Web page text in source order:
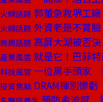
火線話題 郭董急救堺工
火線話題 外資老是不賞
商周話題 高屏大湖被否
產業風雲 就是它！巴菲
科技風雲 一位黑手頭家
投資焦點 DRAM揮別慘